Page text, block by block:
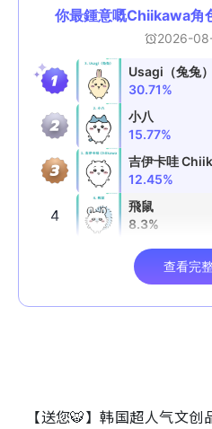
【送您🐯】韩国超人气文